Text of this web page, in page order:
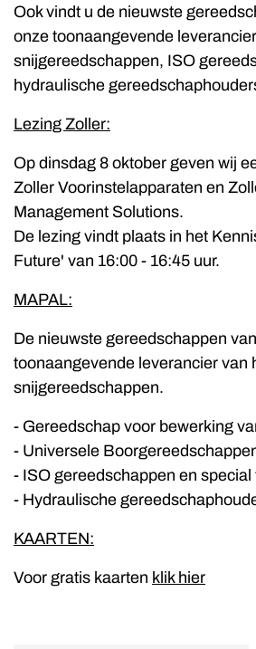
Ook vindt u de nieuwste
onze toonaangevende
snijgereedschappen, ISO
hydraulische
Lezing Zoller:
Op dinsdag 8 oktober geven wij
Zoller Voorinstelapparaten en
Management Solutions.
De lezing vindt plaats in het
Future' van 16:00 - 16:45 uur.
MAPAL:
De nieuwste gereedschappen
toonaangevende leverancier van
snijgereedschappen.
- Gereedschap voor bewerking
- Universele
- ISO gereedschappen en special
- Hydraulische
KAARTEN:
Voor gratis kaarten klik hier